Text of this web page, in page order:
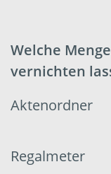
Welche
vernichten
Aktenordner
Regalmeter